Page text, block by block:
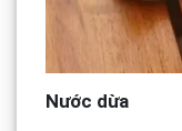
Nước dừa